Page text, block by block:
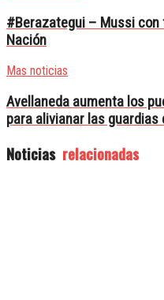
#Berazategui – Mussi
Nación
Mas noticias
Avellaneda aumenta los
para alivianar las guardias
Noticias relacionadas